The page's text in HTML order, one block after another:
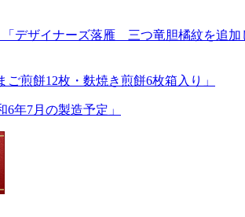
デザイナーズ落雁 三つ竜胆橘紋を追加
煎餅12枚・麩焼き煎餅6枚箱入り」
7月の製造予定」